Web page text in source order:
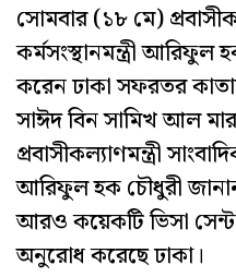
সোমবার (১৮ মে)
কর্মসংস্থানমন্ত্রী
করেন ঢাকা সফরতর
সাঈদ বিন সামিখ আল
প্রবাসীকল্যাণমন্ত্রী
আরিফুল হক চৌধুরী
আরও কয়েকটি ভিসা
অনুরোধ করেছে ঢাকা।